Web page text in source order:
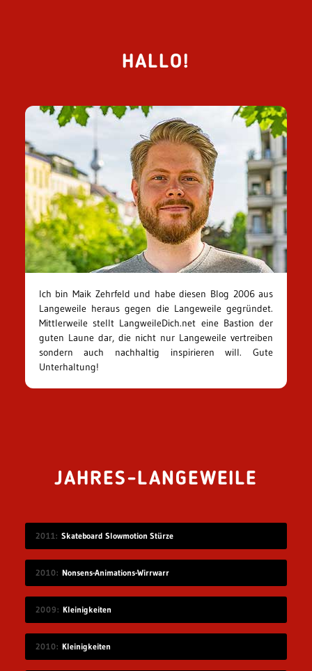
HALLO!
Ich bin Maik Zehrfeld und habe diesen Blog 2006 aus
Langeweile heraus gegen die Langeweile gegründet.
Mittlerweile stellt LangweileDich.net eine Bastion der
guten Laune dar, die nicht nur Langeweile vertreiben
sondern auch nachhaltig inspirieren will. Gute
Unterhaltung!
JAHRES-LANGEWEILE
2011 Skateboard Slowmotion Stürze
2010 Nonsens-Animations-Wirrwarr
2009 Kleinigkeiten
2010 Kleinigkeiten